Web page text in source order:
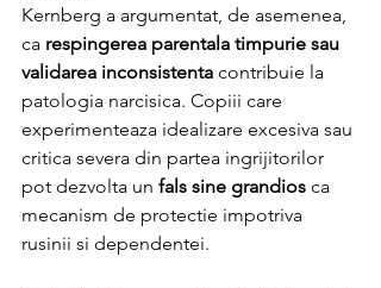
Kernberg a argumentat, de asemenea,
ca respingerea parentala timpurie sau
validarea inconsistenta contribuie la
patologia narcisica. Copiii care
experimenteaza idealizare excesiva sau
critica severa din partea ingrijitorilor
pot dezvolta un fals sine grandios ca
mecanism de protectie impotriva
rusinii si dependentei.